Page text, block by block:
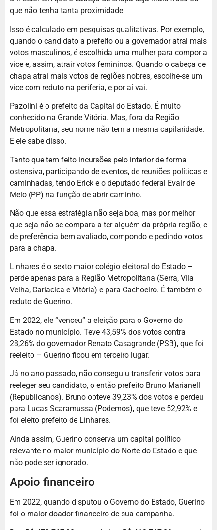
que não tenha tanta proximidade.
Isso é calculado em pesquisas qualitativas. Por exemplo,
quando o candidato a prefeito ou a governador atrai mais
votos masculinos, é escolhida uma mulher para compor a
vice e, assim, atrair votos femininos. Quando o cabeça de
chapa atrai mais votos de regiões nobres, escolhe-se um
vice com reduto na periferia, e por aí vai.
Pazolini é o prefeito da Capital do Estado. É muito
conhecido na Grande Vitória. Mas, fora da Região
Metropolitana, seu nome não tem a mesma capilaridade.
E ele sabe disso.
Tanto que tem feito incursões pelo interior de forma
ostensiva, participando de eventos, de reuniões políticas e
caminhadas, tendo Erick e o deputado federal Evair de
Melo (PP) na função de abrir caminho.
Não que essa estratégia não seja boa, mas por melhor
que seja não se compara a ter alguém da própria região, e
de preferência bem avaliado, compondo e pedindo votos
para a chapa.
Linhares é o sexto maior colégio eleitoral do Estado –
perde apenas para a Região Metropolitana (Serra, Vila
Velha, Cariacica e Vitória) e para Cachoeiro. É também o
reduto de Guerino.
Em 2022, ele “venceu” a eleição para o Governo do
Estado no município. Teve 43,59% dos votos contra
28,26% do governador Renato Casagrande (PSB), que foi
reeleito – Guerino ficou em terceiro lugar.
Já no ano passado, não conseguiu transferir votos para
reeleger seu candidato, o então prefeito Bruno Marianelli
(Republicanos). Bruno obteve 39,23% dos votos e perdeu
para Lucas Scaramussa (Podemos), que teve 52,92% e
foi eleito prefeito de Linhares.
Ainda assim, Guerino conserva um capital político
relevante no maior município do Norte do Estado e que
não pode ser ignorado.
Apoio financeiro
Em 2022, quando disputou o Governo do Estado, Guerino
foi o maior doador financeiro de sua campanha.